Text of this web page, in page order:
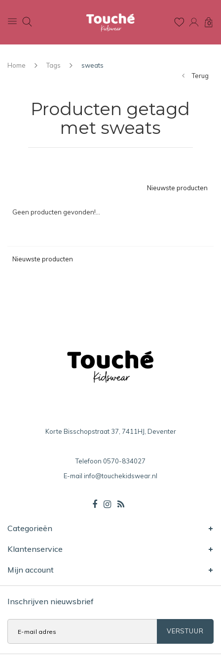
0
Home Tags
sweats
Terug
Producten getagd
met sweats
Nieuwste producten
Geen producten gevonden!...
Nieuwste producten
Korte Bisschopstraat 37, 7411HJ, Deventer
Telefoon 0570-834027
E-mail info@touchekidswear.nl
Categorieën
Klantenservice
Mijn account
Inschrijven nieuwsbrief
VERSTUUR